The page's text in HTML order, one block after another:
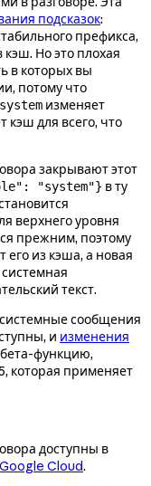
подсказок:
префикса,
Но это плохая
в которых вы
потому что
system изменяет
кэш для всего, что
закрывают этот
"system"} в ту
верхнего уровня
прежним, поэтому
из кэша, а новая
текст.
сообщения
и изменения
функцию,
которая применяет
доступны в
Google Cloud.